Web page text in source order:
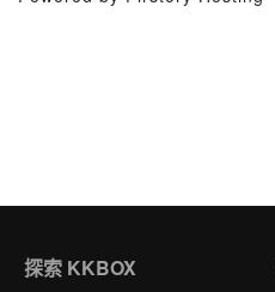
探索 KKBOX